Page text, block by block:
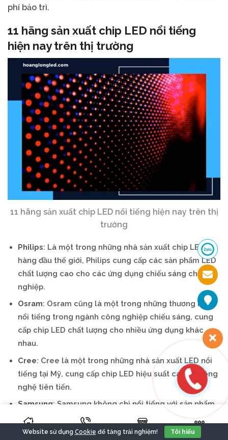
phí bảo trì.
11 hãng sản xuất chip LED nổi tiếng
hiện nay trên thị trường
11 hãng sản xuất chip LED nổi tiếng hiện nay trên thị
trường
Philips: Là một trong những nhà sản xuất chip LED
hàng đầu thế giới, Philips cung cấp các sản phẩm LED
chất lượng cao cho các ứng dụng chiếu sáng chuyên
nghiệp.
Osram: Osram cũng là một trong những thương hiệu
nổi tiếng trong ngành công nghiệp chiếu sáng, cung
cấp chip LED chất lượng cho nhiều ứng dụng khác
nhau.
Cree: Cree là một trong những nhà sản xuất LED nổi
tiếng tại Mỹ, cung cấp chip LED hiệu suất cao và công
nghệ tiên tiến.
Samsung: Samsung không chỉ nổi tiếng với sản phẩm
điện tử mà còn cung cấp chip LED cho nhiều thiết bị
chiếu sáng và điện tử tiêu dùng.
Website sử dụng Cookie để tăng trải nghiệm! Tôi hiểu